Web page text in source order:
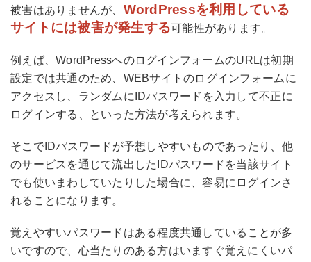
被害はありませんが、 WordPressを利用している
サイトには被害が発生する可能性があります。
例えば、WordPressへのログインフォームのURLは初期
設定では共通のため、WEBサイトのログインフォームに
アクセスし、ランダムにIDパスワードを入力して不正に
ログインする、といった方法が考えられます。
そこでIDパスワードが予想しやすいものであったり、他
のサービスを通じて流出したIDパスワードを当該サイト
でも使いまわしていたりした場合に、容易にログインさ
れることになります。
覚えやすいパスワードはある程度共通していることが多
いですので、心当たりのある方はいますぐ覚えにくいパ